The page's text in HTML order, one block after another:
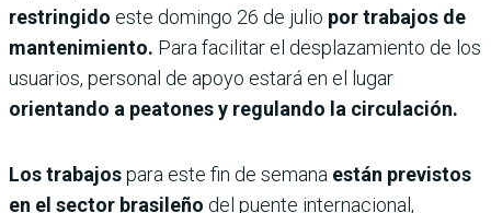
restringido este domingo 26 de julio por trabajos de
mantenimiento. Para facilitar el desplazamiento de los
usuarios, personal de apoyo estará en el lugar
orientando a peatones y regulando la circulación.
Los trabajospara este fin de semana están previstos
en el sector brasileño del puente internacional,